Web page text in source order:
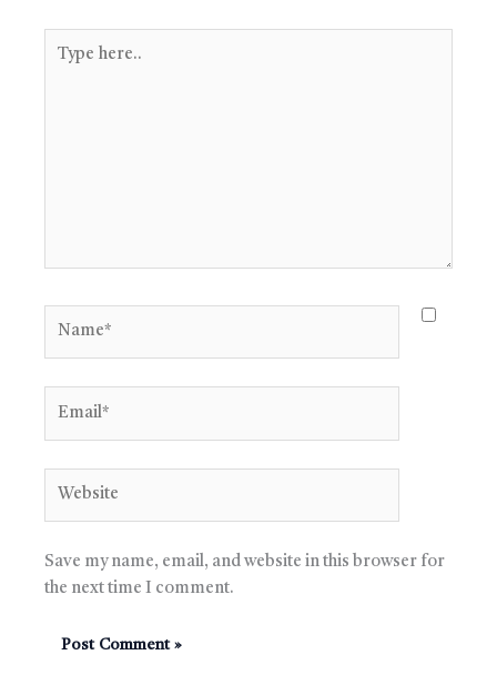
here..
Save my name, email, and website in this browser for
the next time I comment.